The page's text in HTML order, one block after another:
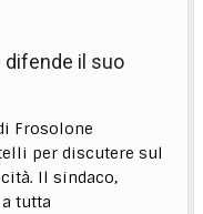
difende il suo
Frosolone
per discutere sul
Il sindaco,
tutta